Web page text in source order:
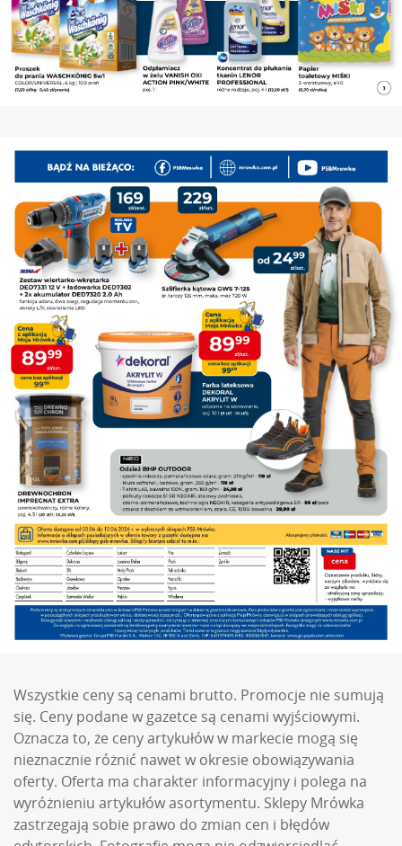
Wszystkie ceny są cenami brutto. Promocje nie sumują
się. Ceny podane w gazetce są cenami wyjściowymi.
Oznacza to, że ceny artykułów w markecie mogą się
nieznacznie różnić nawet w okresie obowiązywania
oferty. Oferta ma charakter informacyjny i polega na
wyróżnieniu artykułów asortymentu. Sklepy Mrówka
zastrzegają sobie prawo do zmian cen i błędów